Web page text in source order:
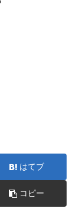
はてブ
コピー